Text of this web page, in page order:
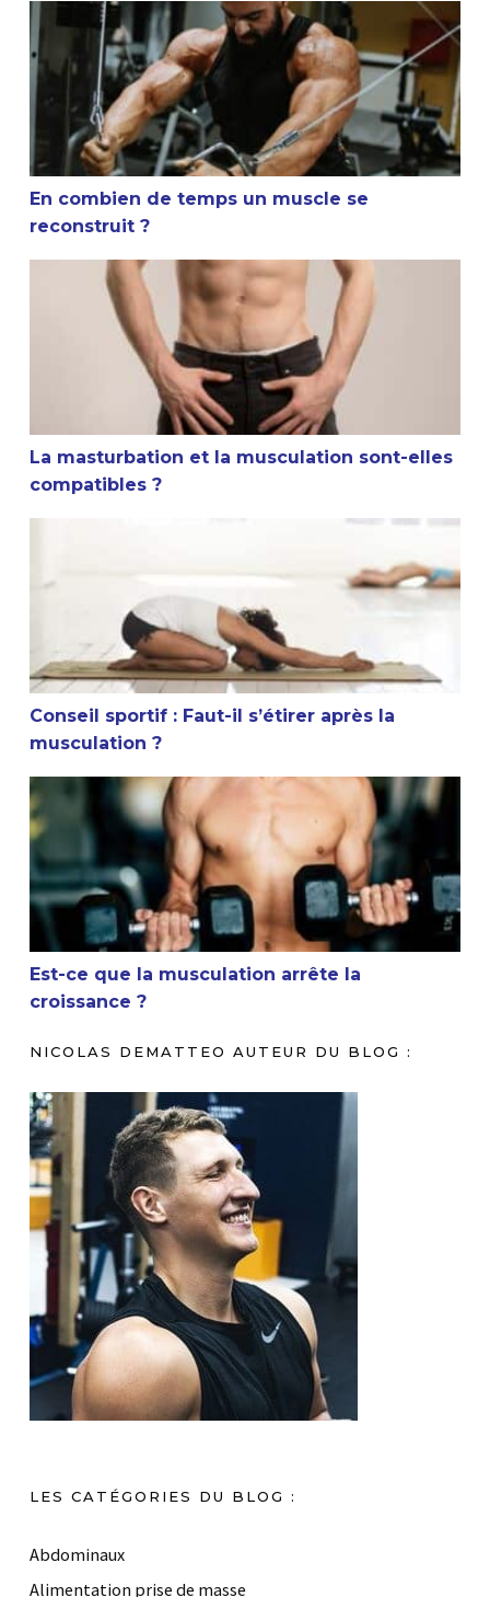
En combien de temps un muscle se reconstruit ?
En combien de temps un muscle se
reconstruit ?
La masturbation et la musculation sont-elles
La masturbation et la musculation sont-elles
compatibles ?
Conseil sportif : Faut-il s’étirer après la musculation ?
Conseil sportif : Faut-il s’étirer après la
musculation ?
Est-ce que la musculation arrête la croissance ?
Est-ce que la musculation arrête la
croissance ?
NICOLAS DEMATTEO AUTEUR DU BLOG :
LES CATÉGORIES DU BLOG :
Abdominaux
Alimentation prise de masse